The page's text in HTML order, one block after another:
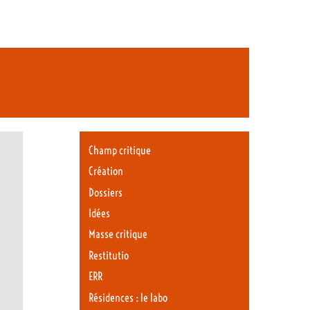
Champ critique
Création
Dossiers
Idées
Masse critique
Restitutio
ERR
Résidences : le labo